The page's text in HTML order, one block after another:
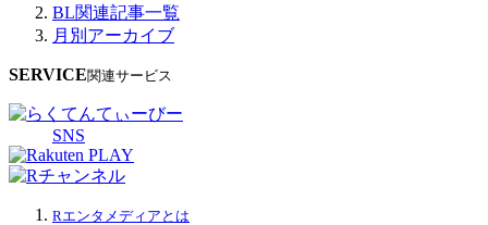
BL関連記事一覧
月別アーカイブ
SERVICE関連サービス
SNS
Rエンタメディアとは